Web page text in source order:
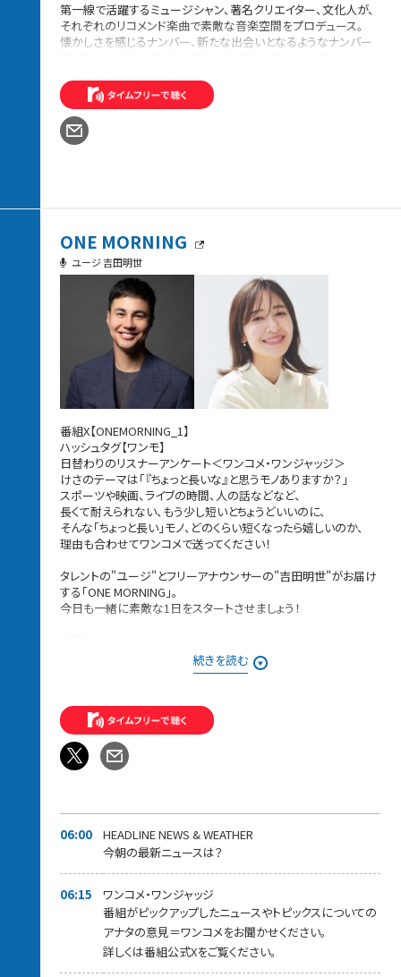
第一線で活躍するミュージシャン、著名クリエイター、文化人が、
それぞれのリコメンド楽曲で素敵な音楽空間をプロデュース。
懐かしさを感じるナンバー、新たな出会いとなるようなナンバー
続きを読む
ONE MORNING
ユージ 吉田明世
番組X【ONEMORNING_1】
ハッシュタグ【ワンモ】
日替わりのリスナーアンケート＜ワンコメ・ワンジャッジ＞
けさのテーマは「『ちょっと長いな』と思うモノありますか？」
スポーツや映画、ライブの時間、人の話などなど、
長くて耐えられない、もう少し短いとちょうどいいのに、
そんな「ちょっと長い」モノ、どのくらい短くなったら嬉しいのか、
理由も合わせてワンコメで送ってください！
タレントの"ユージ"とフリーアナウンサーの"吉田明世"がお届け
する「ONE MORNING」。
今日も一緒に素敵な1日をスタートさせましょう！
★ONE MORNING 公式Xで実施！★
みなさんからの「BEST HITS REQUEST」もHPから募集中！！
採用された方には番組オリジナルステッカーをプレゼントしてい
ます。
続きを読む
06:00
HEADLINE NEWS & WEATHER
今朝の最新ニュースは？
06:15
ワンコメ・ワンジャッジ
番組がピックアップしたニュースやトピックスについての
アナタの意見＝ワンコメをお聞かせください。
詳しくは番組公式Xをご覧ください。